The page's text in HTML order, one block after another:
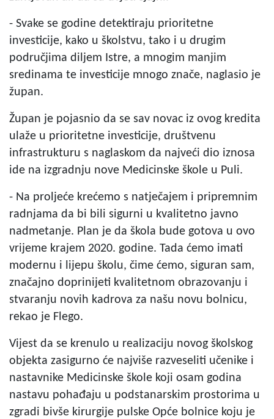
- Svake se godine detektiraju prioritetne
investicije, kako u školstvu, tako i u drugim
područjima diljem Istre, a mnogim manjim
sredinama te investicije mnogo znače, naglasio je
župan.
Župan je pojasnio da se sav novac iz ovog kredita
ulaže u prioritetne investicije, društvenu
infrastrukturu s naglaskom da najveći dio iznosa
ide na izgradnju nove Medicinske škole u Puli.
- Na proljeće krećemo s natječajem i pripremnim
radnjama da bi bili sigurni u kvalitetno javno
nadmetanje. Plan je da škola bude gotova u ovo
vrijeme krajem 2020. godine. Tada ćemo imati
modernu i lijepu školu, čime ćemo, siguran sam,
značajno doprinijeti kvalitetnom obrazovanju i
stvaranju novih kadrova za našu novu bolnicu,
rekao je Flego.
Vijest da se krenulo u realizaciju novog školskog
objekta zasigurno će najviše razveseliti učenike i
nastavnike Medicinske škole koji osam godina
nastavu pohađaju u podstanarskim prostorima u
zgradi bivše kirurgije pulske Opće bolnice koju je